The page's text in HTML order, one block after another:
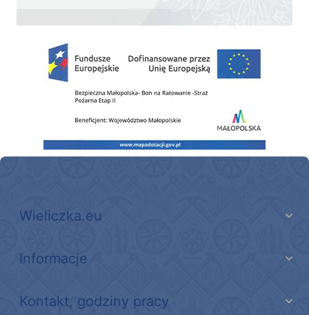
Zakup fabrycznie nowego, średniego samochodu ratowniczo-gaśniczego z
Wieliczka.eu
Informacje
Kontakt, godziny pracy